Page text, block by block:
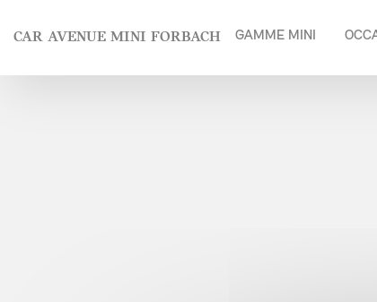
CAR AVENUE MINI FORBACH GAMME MINI